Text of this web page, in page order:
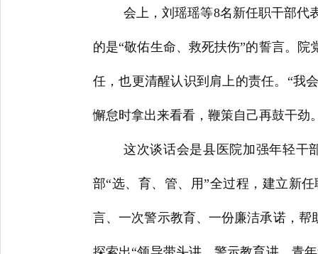
会上，刘瑶瑶等8名新任职干部代
的是“敬佑生命、救死扶伤”的誓言。
任，也更清醒认识到肩上的责任。“我
懈怠时拿出来看看，鞭策自己再鼓干劲
这次谈话会是县医院加强年轻干
部“选、育、管、用”全过程，建立新
言、一次警示教育、一份廉洁承诺，帮